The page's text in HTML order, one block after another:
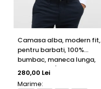
Camasa alba, modern fit,
pentru barbati, 100%
bumbac, maneca lunga,
model 1100/00 X18K
Eterna
280,00 Lei
Marime: